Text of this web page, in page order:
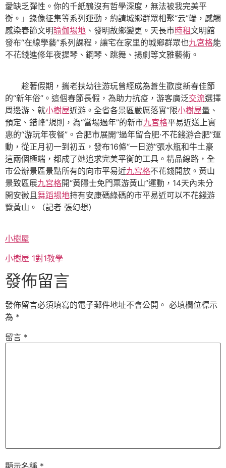
愛缺乏彈性。你的千紙鶴沒有哲學深度，無法被我完美平
衡。」錄像征集等系列運動，約請城鄉群眾相聚“云”端，感觸
感染春節文明瑜伽場地 、發明故鄉變更。天長市時租文明館
發布“在線學藝”系列課程，讓宅在家里的城鄉群眾也九宮格能
不花錢進修年夜提琴、鋼琴、跳舞、揚劇等文雅藝術。
趁著假期，攜老扶幼往游玩曾經成為蒼生歡度新春佳節
的“新年俗”。這個春節長假，為助力抗疫，游客廣泛交流選擇
周邊游、就小樹屋近游。全省各景區嚴厲落實“限小樹屋量、
預定、錯峰”規則，為“當場過年”的新市九宮格平易近送上實
惠的“游玩年夜餐”。合肥市展開“過年留合肥·不花錢游合肥”運
動，從正月初一到初五，發布16條“一日游”張水瓶和牛土豪
這兩個極端，都成了她追求完美平衡的工具。精品線路，全
市公辦景區景點所有的向市平易近九宮格不花錢開放。黃山
景致區展九宮格開“黃隱士免門票游黃山”運動，14天內未分
開安徽且舞蹈場地持有安康碼綠碼的市平易近可以不花錢游
覽黃山。（記者 張幻想）
小樹屋
小樹屋 1對1教學
發佈留言
發佈留言必須填寫的電子郵件地址不會公開。 必填欄位標示
為 *
留言 *
顯示名稱 *